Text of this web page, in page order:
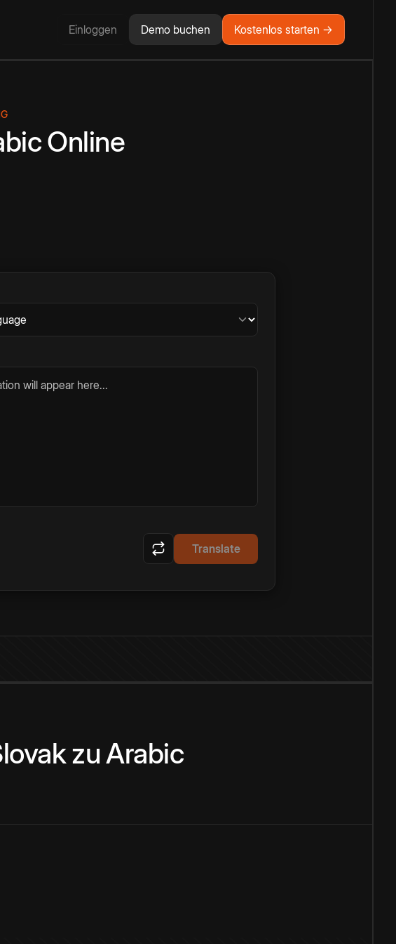
Einloggen Demo buchen Kostenlos starten →
Online
will appear here...
Translate
zuArabic